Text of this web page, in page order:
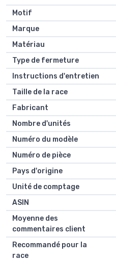
Motif
Marque
Matériau
Type de fermeture
Instructions d'entretien
Taille de la race
Fabricant
Nombre d'unités
Numéro du modèle
Numéro de pièce
Pays d'origine
Unité de comptage
ASIN
Moyenne des
commentaires client
Recommandé pour la
race